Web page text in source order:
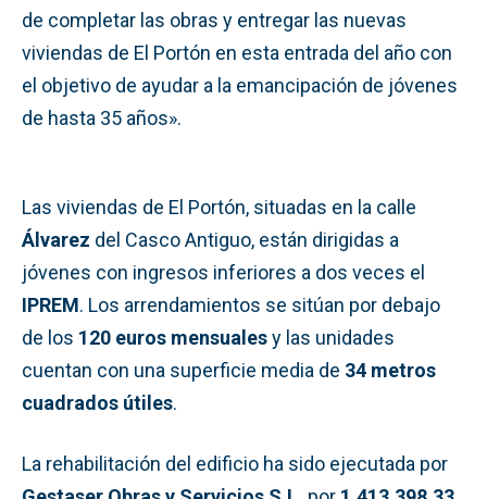
de completar las obras y entregar las nuevas
viviendas de El Portón en esta entrada del año con
el objetivo de ayudar a la emancipación de jóvenes
de hasta 35 años».
Las viviendas de El Portón, situadas en la calle
Álvarez del Casco Antiguo, están dirigidas a
jóvenes con ingresos inferiores a dos veces el
IPREM. Los arrendamientos se sitúan por debajo
de los 120 euros mensualesy las unidades
cuentan con una superficie media de 34 metros
cuadrados útiles.
La rehabilitación del edificio ha sido ejecutada por